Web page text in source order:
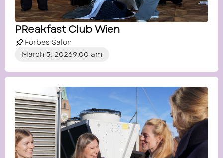
PReakfast Club Wien
Forbes Salon
March 5, 20269:00 am